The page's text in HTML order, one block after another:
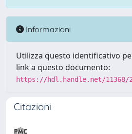
Informazioni
Utilizza questo identificativo
link a questo documento:
https://hdl.handle.net/11368/
Citazioni